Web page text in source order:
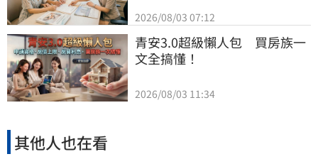
2026/08/03 07:12
青安3.0超級懶人包　買房族一
文全搞懂！
2026/08/03 11:34
其他人也在看